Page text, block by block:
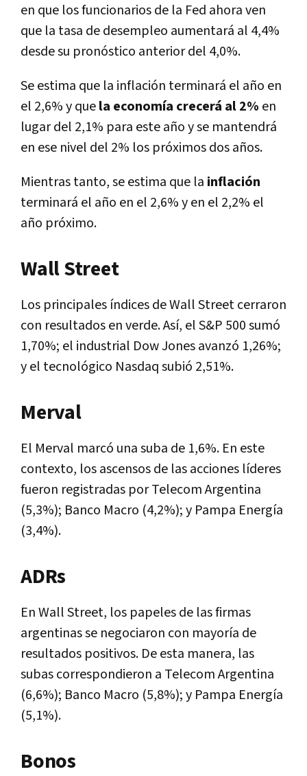
en que los funcionarios de la Fed ahora ven
que la tasa de desempleo aumentará al 4,4%
desde su pronóstico anterior del 4,0%.
Se estima que la inflación terminará el año en
el 2,6% y quela economía crecerá al 2% en
lugar del 2,1% para este año y se mantendrá
en ese nivel del 2% los próximos dos años.
Mientras tanto, se estima que la inflación
terminará el año en el 2,6% y en el 2,2% el
año próximo.
Wall Street
Los principales índices de Wall Street cerraron
con resultados en verde. Así, el S&P 500 sumó
1,70%; el industrial Dow Jones avanzó 1,26%;
y el tecnológico Nasdaq subió 2,51%.
Merval
El Merval marcó una suba de 1,6%. En este
contexto, los ascensos de las acciones líderes
fueron registradas por Telecom Argentina
(5,3%); Banco Macro (4,2%); y Pampa Energía
(3,4%).
ADRs
En Wall Street, los papeles de las firmas
argentinas se negociaron con mayoría de
resultados positivos. De esta manera, las
subas correspondieron a Telecom Argentina
(6,6%); Banco Macro (5,8%); y Pampa Energía
(5,1%).
Bonos